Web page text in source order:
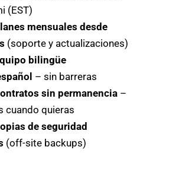
(EST)
mensuales desde
(soporte y actualizaciones)
bilingüe
– sin barreras
sin permanencia –
cuando quieras
de seguridad
(off-site backups)